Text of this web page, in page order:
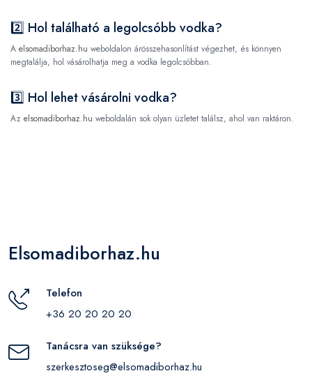
2️⃣ Hol található a legolcsóbb vodka?
A elsomadiborhaz.hu weboldalon árösszehasonlítást végezhet, és könnyen
megtalálja, hol vásárolhatja meg a vodka legolcsóbban.
3️⃣ Hol lehet vásárolni vodka?
Az elsomadiborhaz.hu weboldalán sok olyan üzletet találsz, ahol van raktáron.
Elsomadiborhaz.hu
Telefon
+36 20 20 20 20
Tanácsra van szüksége?
szerkesztoseg@elsomadiborhaz.hu